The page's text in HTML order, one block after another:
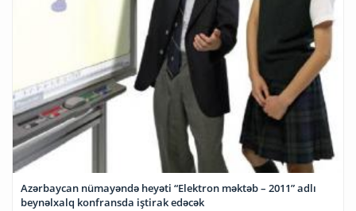
Azərbaycan nümayəndə heyəti “Elektron məktəb – 2011” adlı
beynəlxalq konfransda iştirak edəcək